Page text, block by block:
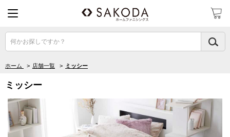
何かお探しですか？
ホーム > 店舗一覧 > ミッシー
ミッシー